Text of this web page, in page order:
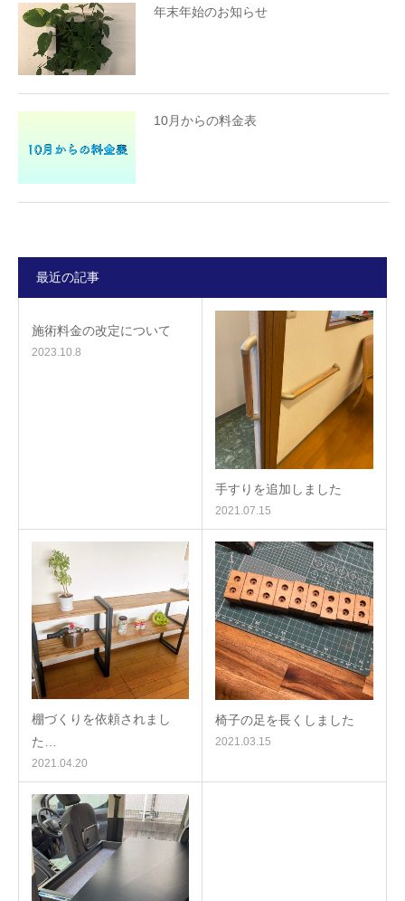
年末年始のお知らせ
10月からの料金表
最近の記事
施術料金の改定について
2023.10.8
手すりを追加しました
2021.07.15
棚づくりを依頼されまし
た…
2021.04.20
椅子の足を長くしました
2021.03.15